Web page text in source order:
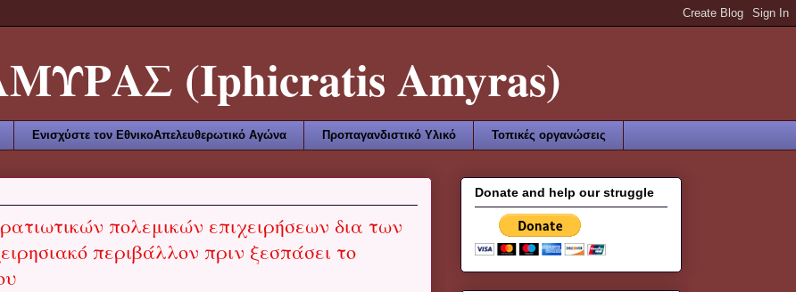
(Iphicratis Amyras)
Ενισχύστε τον ΕθνικοΑπελευθερωτικό Αγώνα Προπαγανδιστικό Υλικό Τοπικές οργανώσεις
πολεμικών επιχειρήσεων δια των
περιβάλλον πριν ξεσπάσει το
Donate and help our struggle